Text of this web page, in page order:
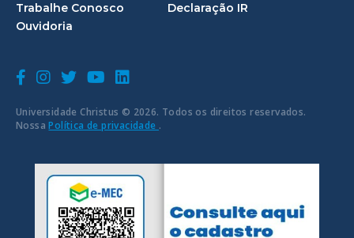
Universidade Christus © 2026. Todos os direitos reservados.
NossaPolítica de privacidade .
Trabalhe Conosco
Ouvidoria
Declaração IR